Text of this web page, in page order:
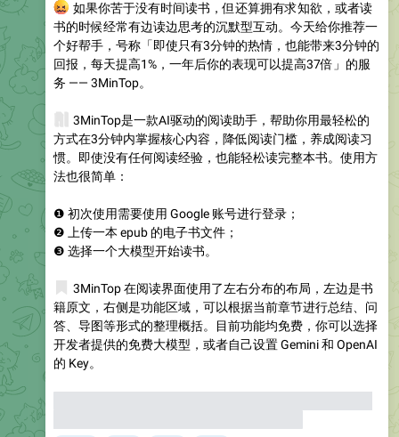
如果你苦于没有时间读书，但还算拥有求知欲，或者读
书的时候经常有边读边思考的沉默型互动。今天给你推荐一
个好帮手，号称「即使只有3分钟的热情，也能带来3分钟的
回报，每天提高1%，一年后你的表现可以提高37倍」的服
务 —— 3MinTop。
3MinTop是一款AI驱动的阅读助手，帮助你用最轻松的
方式在3分钟内掌握核心内容，降低阅读门槛，养成阅读习
惯。即使没有任何阅读经验，也能轻松读完整本书。使用方
法也很简单：
❶ 初次使用需要使用 Google 账号进行登录；
❷ 上传一本 epub 的电子书文件；
❸ 选择一个大模型开始读书。
3MinTop 在阅读界面使用了左右分布的布局，左边是书
籍原文，右侧是功能区域，可以根据当前章节进行总结、问
答、导图等形式的整理概括。目前功能均免费，你可以选择
开发者提供的免费大模型，或者自己设置 Gemini 和 OpenAI
的 Key。